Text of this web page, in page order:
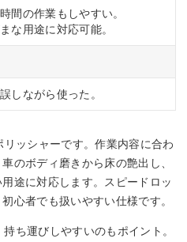
間の作業もしやすい。
な用途に対応可能。
しながら使った。
ッシャーです。作業内容に合わ
のボディ磨きから床の艶出し、
途に対応します。スピードロッ
心者でも扱いやすい仕様です。
ち運びしやすいのもポイント。